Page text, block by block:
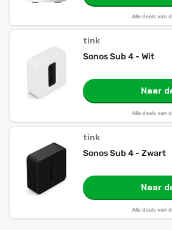
Alle deals van
tink
Sonos Sub 4 - Wit
Naar
Alle deals van
tink
Sonos Sub 4 - Zwart
Naar
Alle deals van